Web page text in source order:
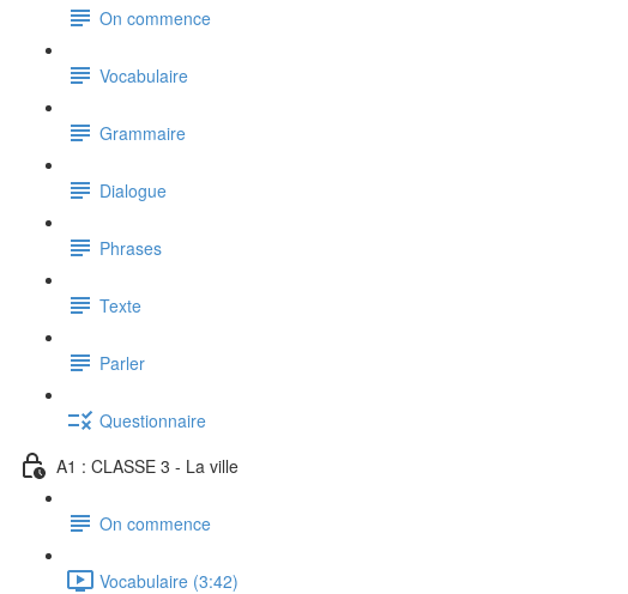
On commence
Vocabulaire
Grammaire
Dialogue
Phrases
Texte
Parler
Questionnaire
A1 : CLASSE 3 - La ville
On commence
Vocabulaire (3:42)